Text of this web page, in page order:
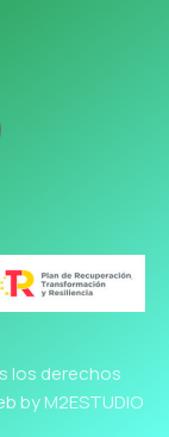
los derechos
by M2ESTUDIO